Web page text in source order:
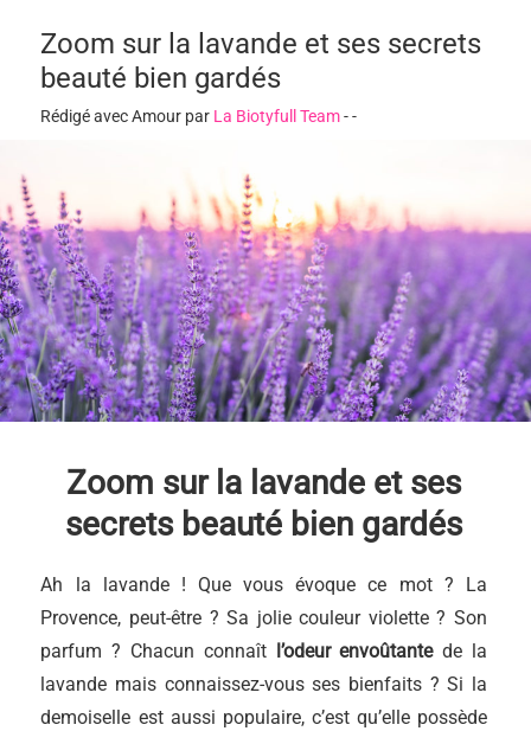
Zoom sur la lavande et ses secrets
beauté bien gardés
Rédigé avec Amour par La Biotyfull Team--
Zoom sur la lavande et ses
secrets beauté bien gardés
Ah la lavande ! Que vous évoque ce mot ? La
Provence, peut-être ? Sa jolie couleur violette ? Son
parfum ? Chacun connaît
l’odeur envoûtantede la
lavande mais connaissez-vous ses bienfaits ? Si la
demoiselle est aussi populaire, c’est qu’elle possède